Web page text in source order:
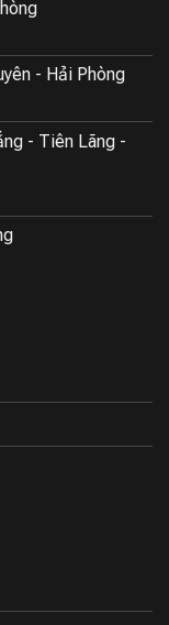
- Hải Phòng
- Tiên Lãng -